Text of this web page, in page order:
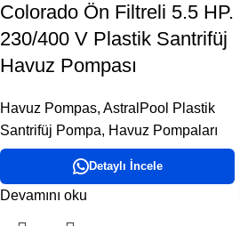
Colorado Ön Filtreli 5.5 HP.
230/400 V Plastik Santrifüj
Havuz Pompası
Havuz Pompas, AstralPool Plastik
Santrifüj Pompa, Havuz Pompaları
Detaylı İncele
Devamını oku